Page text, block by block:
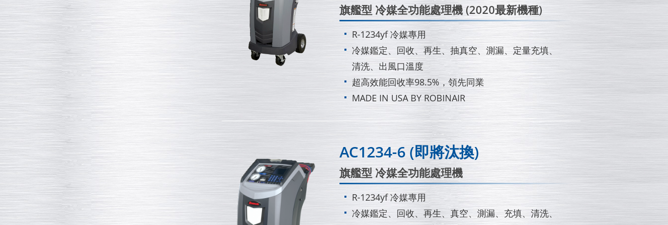
旗艦型 冷媒全功能處理機 (2020最新機種)
R-1234yf 冷媒專用
冷媒鑑定、回收、再生、抽真空、測漏、定量充填、
清洗、出風口溫度
超高效能回收率98.5%，領先同業
MADE IN USA BY ROBINAIR
AC1234-6 (即將汰換)
旗艦型 冷媒全功能處理機
R-1234yf 冷媒專用
冷媒鑑定、回收、再生、真空、測漏、充填、清洗、